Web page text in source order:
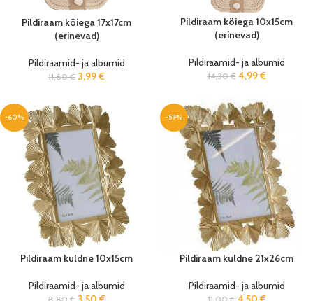
Pildiraam köiega 17x17cm
(erinevad)
Pildiraamid- ja albumid
11,60€ 3,99€
Pildiraam köiega 10x15cm
(erinevad)
Pildiraamid- ja albumid
14,30€ 4,99€
-60%
Pildiraam kuldne 10x15cm
Pildiraamid- ja albumid
8,80€
-59%
Pildiraam kuldne 21x26cm
Pildiraamid- ja albumid
11,00€